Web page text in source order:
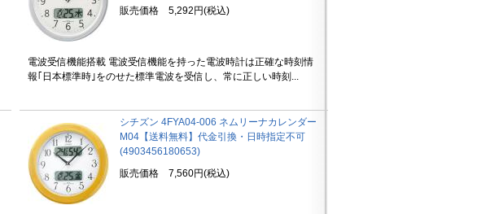
販売価格 5,292円(税込)
電波受信機能搭載 電波受信機能を持った電波時計は正確な時刻情
報｢日本標準時｣をのせた標準電波を受信し、常に正しい時刻...
シチズン 4FYA04-006 ネムリーナカレンダー
M04【送料無料】代金引換・日時指定不可
(4903456180653)
販売価格 7,560円(税込)